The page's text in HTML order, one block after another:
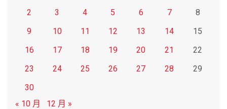
2
3 4 5 6 7
8
9
10 11 12 13 14
15
16
17 18 19 20 21
22
23
24 25 26 27 28
29
30
« 10 月
12 月 »